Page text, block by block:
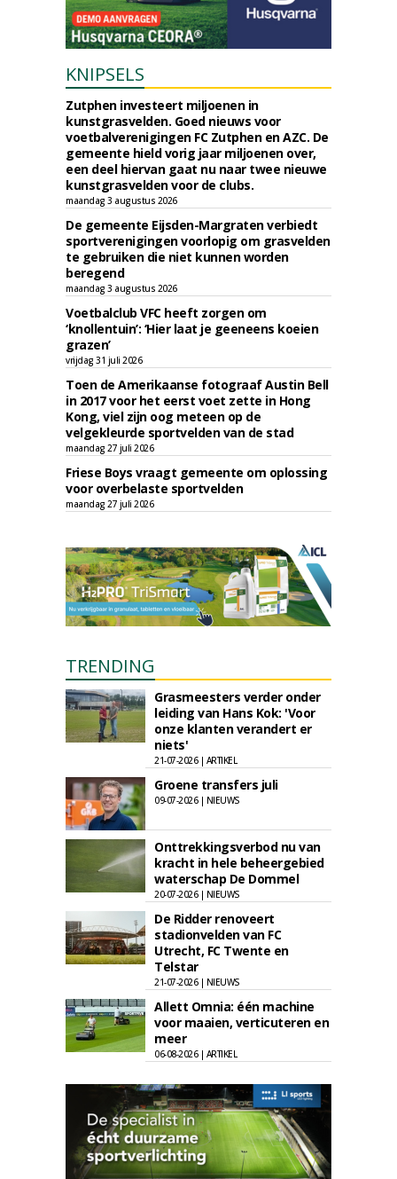
KNIPSELS
Zutphen investeert miljoenen in
kunstgrasvelden. Goed nieuws voor
voetbalverenigingen FC Zutphen en AZC. De
gemeente hield vorig jaar miljoenen over,
een deel hiervan gaat nu naar twee nieuwe
kunstgrasvelden voor de clubs.
maandag 3 augustus 2026
De gemeente Eijsden-Margraten verbiedt
sportverenigingen voorlopig om grasvelden
te gebruiken die niet kunnen worden
beregend
maandag 3 augustus 2026
Voetbalclub VFC heeft zorgen om
‘knollentuin’: ‘Hier laat je geeneens koeien
grazen’
vrijdag 31 juli 2026
Toen de Amerikaanse fotograaf Austin Bell
in 2017 voor het eerst voet zette in Hong
Kong, viel zijn oog meteen op de
velgekleurde sportvelden van de stad
maandag 27 juli 2026
Friese Boys vraagt gemeente om oplossing
voor overbelaste sportvelden
maandag 27 juli 2026
TRENDING
Grasmeesters verder onder
leiding van Hans Kok: 'Voor
onze klanten verandert er
niets'
21-07-2026 | ARTIKEL
Groene transfers juli
09-07-2026 | NIEUWS
Onttrekkingsverbod nu van
kracht in hele beheergebied
waterschap De Dommel
20-07-2026 | NIEUWS
De Ridder renoveert
stadionvelden van FC
Utrecht, FC Twente en
Telstar
21-07-2026 | NIEUWS
Allett Omnia: één machine
voor maaien, verticuteren en
meer
06-08-2026 | ARTIKEL